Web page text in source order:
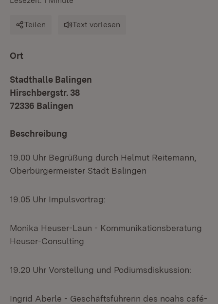
Teilen Text vorlesen
Ort
Stadthalle Balingen
Hirschbergstr. 38
72336 Balingen
Beschreibung
19.00 Uhr Begrüßung durch Helmut Reitemann,
Oberbürgermeister Stadt Balingen
19.05 Uhr Impulsvortrag:
Monika Heuser-Laun - Kommunikationsberatung
Heuser-Consulting
19.20 Uhr Vorstellung und Podiumsdiskussion:
Ingrid Aberle - Geschäftsführerin des noahs café-